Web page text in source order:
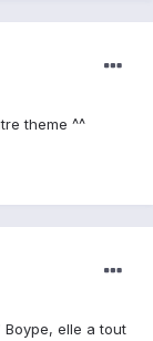
theme ^^
elle a tout